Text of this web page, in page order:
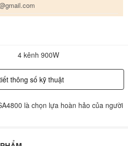
4 kênh 900W
thông số kỹ thuật
là chọn lựa hoàn hảo của người